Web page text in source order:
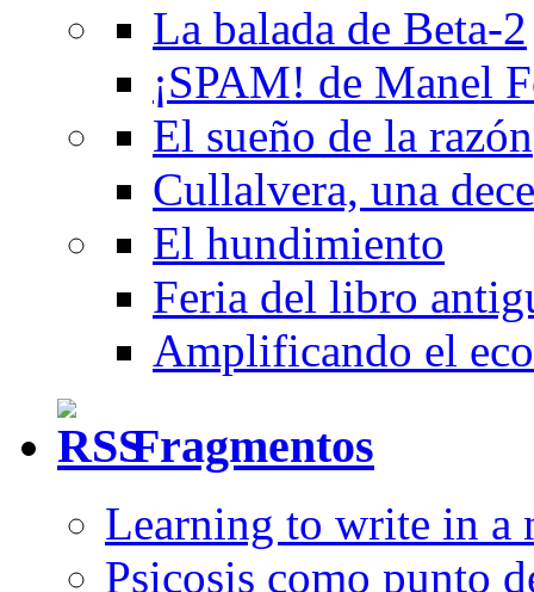
La balada de Beta-2
¡SPAM! de Manel
El sueño de la razón
Cullalvera, una
El hundimiento
Feria del libro
Amplificando el
Fragmentos
Learning to write in a
Psicosis como punto